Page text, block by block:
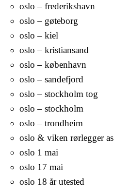
oslo – frederikshavn
oslo – gøteborg
oslo – kiel
oslo – kristiansand
oslo – københavn
oslo – sandefjord
oslo – stockholm tog
oslo – stockholm
oslo – trondheim
oslo & viken rørlegger as
oslo 1 mai
oslo 17 mai
oslo 18 år utested